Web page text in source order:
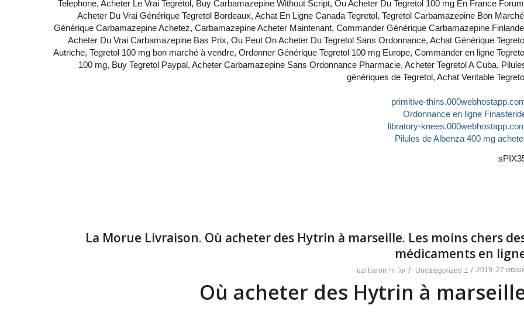
Telephone, Acheter Le Vrai Tegretol, Buy Carbamazepine Without Script, Ou Acheter Du Tegretol 100 mg En France
Acheter Du Vrai Générique Tegretol Bordeaux, Achat En Ligne Canada Tegretol, Tegretol Carbamazepine Bon
Générique Carbamazepine Achetez, Carbamazepine Acheter Maintenant, Commander Générique Carbamazepine
Acheter Du Vrai Carbamazepine Bas Prix, Ou Peut On Acheter Du Tegretol Sans Ordonnance, Achat Générique
Autriche, Tegretol 100 mg bon marché à vendre, Ordonner Générique Tegretol 100 mg Europe, Commander en ligne
100 mg, Buy Tegretol Paypal, Acheter Carbamazepine Sans Ordonnance Pharmacie, Acheter Tegretol A Cuba,
génériques de Tegretol, Achat Veritable
primitive-
Ordonnance en ligne
libratory-
Pilules de Albenza 400 mg
La Morue Livraison. Où acheter des Hytrin à marseille. Les moins chers
médicaments en
27, 2019
/ ב Uncategorized
/ על ידי uzi baron
Où acheter des Hytrin à